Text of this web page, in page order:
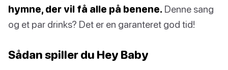
hymne, der vil få alle på benene. Denne sang
og et par drinks? Det er en garanteret god tid!
Sådan spiller du Hey Baby